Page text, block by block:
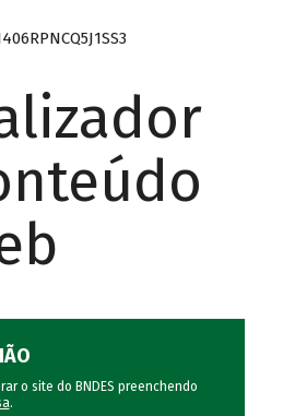
o site do BNDES preenchendo
.